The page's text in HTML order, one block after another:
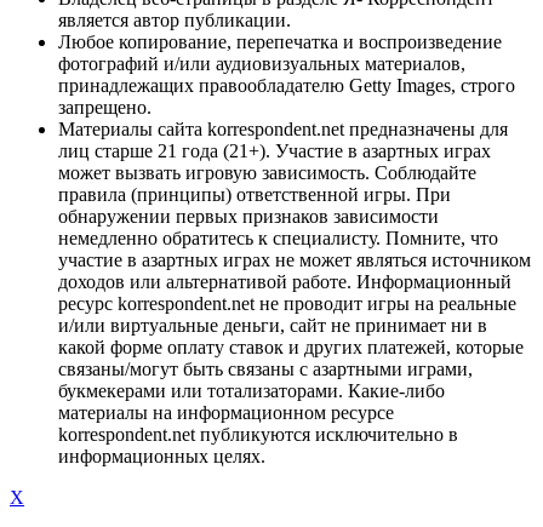
является автор публикации.
Любое копирование, перепечатка и воспроизведение
фотографий и/или аудиовизуальных материалов,
принадлежащих правообладателю Getty Images, строго
запрещено.
Материалы сайта korrespondent.net предназначены для
лиц старше 21 года (21+). Участие в азартных играх
может вызвать игровую зависимость. Соблюдайте
правила (принципы) ответственной игры. При
обнаружении первых признаков зависимости
немедленно обратитесь к специалисту. Помните, что
участие в азартных играх не может являться источником
доходов или альтернативой работе. Информационный
ресурс korrespondent.net не проводит игры на реальные
и/или виртуальные деньги, сайт не принимает ни в
какой форме оплату ставок и других платежей, которые
связаны/могут быть связаны с азартными играми,
букмекерами или тотализаторами. Какие-либо
материалы на информационном ресурсе
korrespondent.net публикуются исключительно в
информационных целях.
X